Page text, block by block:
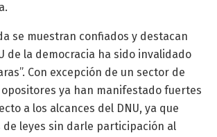
se muestran confiados y destacan
de la democracia ha sido invalidado
Con excepción de un sector de
opositores ya han manifestado fuertes
a los alcances del DNU, ya que
de leyes sin darle participación al